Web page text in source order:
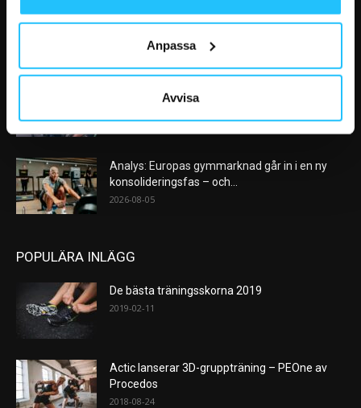
Anpassa
Avvisa
Nike satsar på hybridträning när Hyrox formar
nästa stora kategori
2026-08-07
efter träningspasset
2026-08-06
Analys: Europas gymmarknad går in i en ny
konsolideringsfas – och...
2026-08-05
POPULÄRA INLÄGG
De bästa träningsskorna 2019
2019-02-11
Actic lanserar 3D-gruppträning – PEOne av
Procedos
2018-08-24